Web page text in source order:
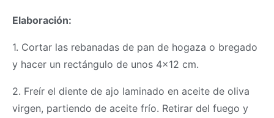
Elaboración:
1. Cortar las rebanadas de pan de hogaza o bregado
y hacer un rectángulo de unos 4×12 cm.
2. Freír el diente de ajo laminado en aceite de oliva
virgen, partiendo de aceite frío. Retirar del fuego y